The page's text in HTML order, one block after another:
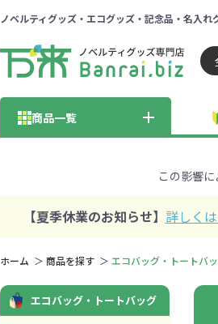
ノベルティグッズ・エコグッズ・記念品・名入
ノベルティ 専門店
商品一覧
エコバッグ・トートバッグ
～50円
301～500円
展示会・セミナー
子供向け
官公庁・自治体向け
学校
この影響
【夏季休業のお知らせ】 詳しく
ホーム 商品を探す エコバッグ・トートバ
エコバッグ・トートバッグ